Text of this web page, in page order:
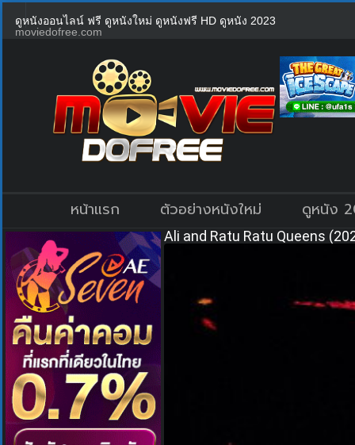
ดูหนังออนไลน์ ฟรี ดูหนังใหม่ ดูหนังฟรี HD ดูหนัง 2023
moviedofree.com
หน้าแรก ตัวอย่างหนังใหม่ ดูหนัง
Ali and Ratu Ratu Queens